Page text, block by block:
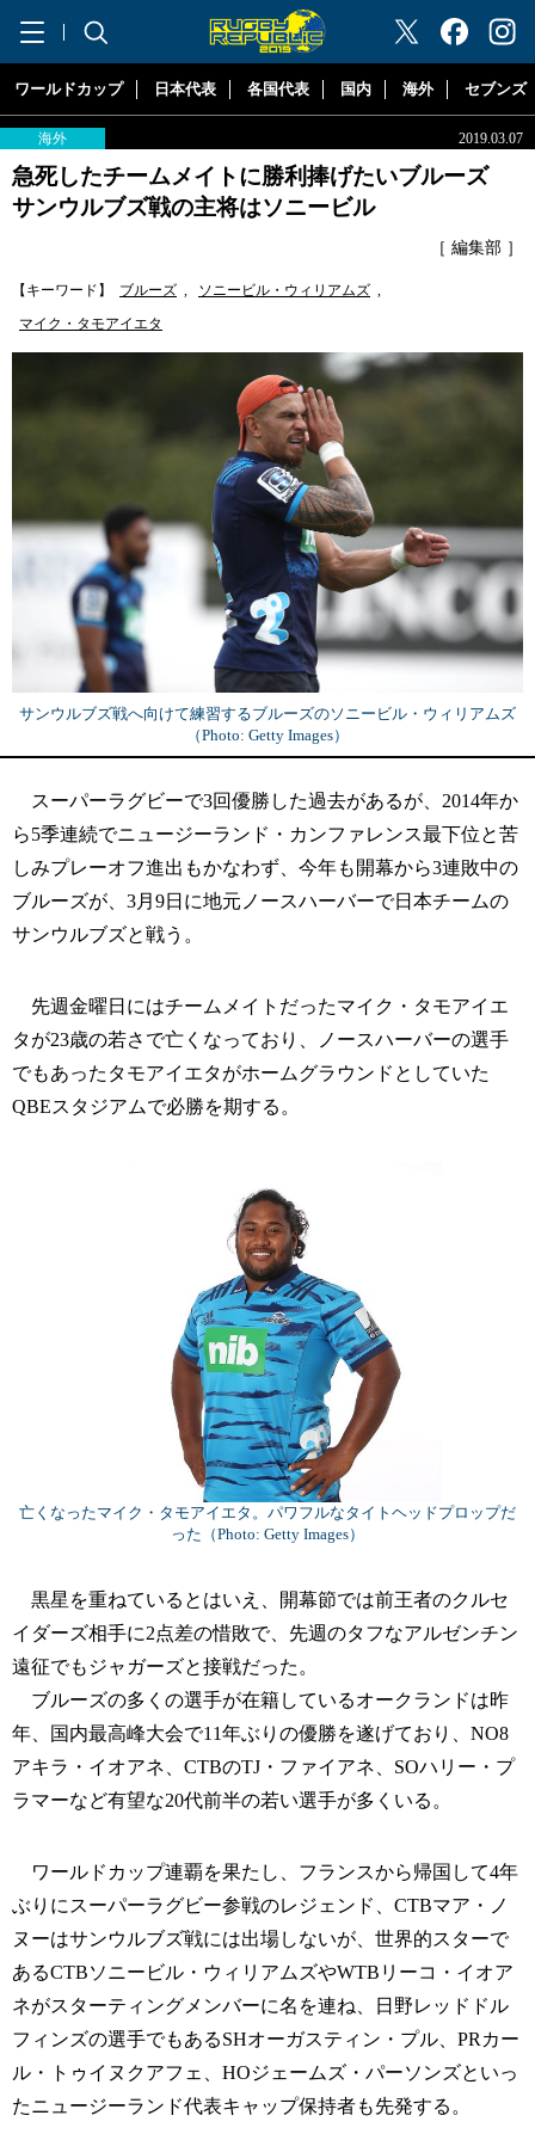
"ラグビーリパブリック"
ワールドカップ 日本代表 各国代表 国内 海外 セブンズ
海外 2019.03.07
急死したチームメイトに勝利捧げたいブルーズ
サンウルブズ戦の主将はソニービル
［ 編集部 ］
【キーワード】 ブルーズ , ソニービル・ウィリアムズ ,
マイク・タモアイエタ
サンウルブズ戦へ向けて練習するブルーズのソニービル・ウィリアムズ
（Photo: Getty Images）
スーパーラグビーで3回優勝した過去があるが、2014年か
ら5季連続でニュージーランド・カンファレンス最下位と苦
しみプレーオフ進出もかなわず、今年も開幕から3連敗中の
ブルーズが、3月9日に地元ノースハーバーで日本チームの
サンウルブズと戦う。
先週金曜日にはチームメイトだったマイク・タモアイエ
タが23歳の若さで亡くなっており、ノースハーバーの選手
でもあったタモアイエタがホームグラウンドとしていた
QBEスタジアムで必勝を期する。
亡くなったマイク・タモアイエタ。パワフルなタイトヘッドプロップだ
った（Photo: Getty Images）
黒星を重ねているとはいえ、開幕節では前王者のクルセ
イダーズ相手に2点差の惜敗で、先週のタフなアルゼンチン
遠征でもジャガーズと接戦だった。
ブルーズの多くの選手が在籍しているオークランドは昨
年、国内最高峰大会で11年ぶりの優勝を遂げており、NO8
アキラ・イオアネ、CTBのTJ・ファイアネ、SOハリー・プ
ラマーなど有望な20代前半の若い選手が多くいる。
ワールドカップ連覇を果たし、フランスから帰国して4年
ぶりにスーパーラグビー参戦のレジェンド、CTBマア・ノ
ヌーはサンウルブズ戦には出場しないが、世界的スターで
あるCTBソニービル・ウィリアムズやWTBリーコ・イオア
ネがスターティングメンバーに名を連ね、日野レッドドル
フィンズの選手でもあるSHオーガスティン・プル、PRカー
ル・トゥイヌクアフェ、HOジェームズ・パーソンズといっ
たニュージーランド代表キャップ保持者も先発する。